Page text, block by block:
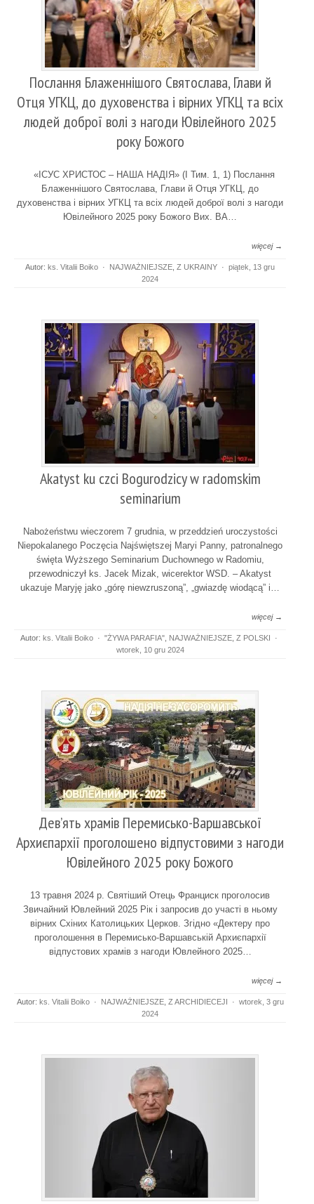
Послання Блаженнішого Святослава, Глави й
Отця УГКЦ, до духовенства і вірних УГКЦ та всіх
людей доброї волі з нагоди Ювілейного 2025
року Божого
«ІСУС ХРИСТОС – НАША НАДІЯ» (І Тим. 1, 1) Послання
Блаженнішого Святослава, Глави й Отця УГКЦ, до
духовенства і вірних УГКЦ та всіх людей доброї волі з нагоди
Ювілейного 2025 року Божого Вих. ВА…
więcej →
Autor: ks. Vitalii Boiko · NAJWAŻNIEJSZE Z UKRAINY · piątek, 13 gru
2024
Akatyst ku czci Bogurodzicy w radomskim
seminarium
Nabożeństwu wieczorem 7 grudnia, w przeddzień uroczystości
Niepokalanego Poczęcia Najświętszej Maryi Panny, patronalnego
święta Wyższego Seminarium Duchownego w Radomiu,
przewodniczył ks. Jacek Mizak, wicerektor WSD. – Akatyst
ukazuje Maryję jako „górę niewzruszoną”, „gwiazdę wiodącą” i…
więcej →
Autor: ks. Vitalii Boiko · "ŻYWA PARAFIA" NAJWAŻNIEJSZE Z POLSKI
·
wtorek, 10 gru 2024
Дев’ять храмів Перемисько-Варшавської
Архиєпархії проголошено відпустовими з нагоди
Ювілейного 2025 року Божого
13 травня 2024 р. Святіший Отець Франциск проголосив
Звичайний Ювлейний 2025 Рік і запросив до участі в ньому
вірних Схіних Католицьких Церков. Згідно «Дектеру про
проголошення в Перемисько-Варшавській Архиєпархії
відпустових храмів з нагоди Ювлейного 2025…
więcej →
Autor: ks. Vitalii Boiko · NAJWAŻNIEJSZE, Z ARCHIDIECEJI · wtorek, 3 gru
2024